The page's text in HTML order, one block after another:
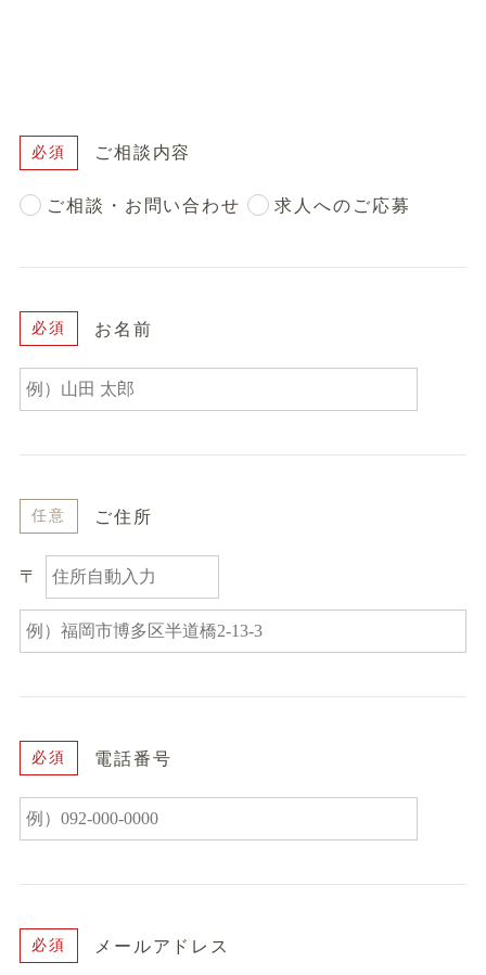
必須 ご相談内容
ご相談・お問い合わせ 求人へのご応募
必須 お名前
任意 ご住所
〒
必須 電話番号
必須 メールアドレス